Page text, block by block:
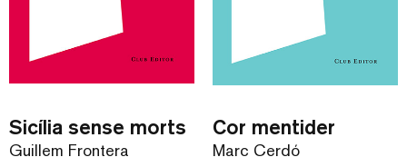
Sicília sense morts
Guillem Frontera
Cor mentider
Marc Cerdó